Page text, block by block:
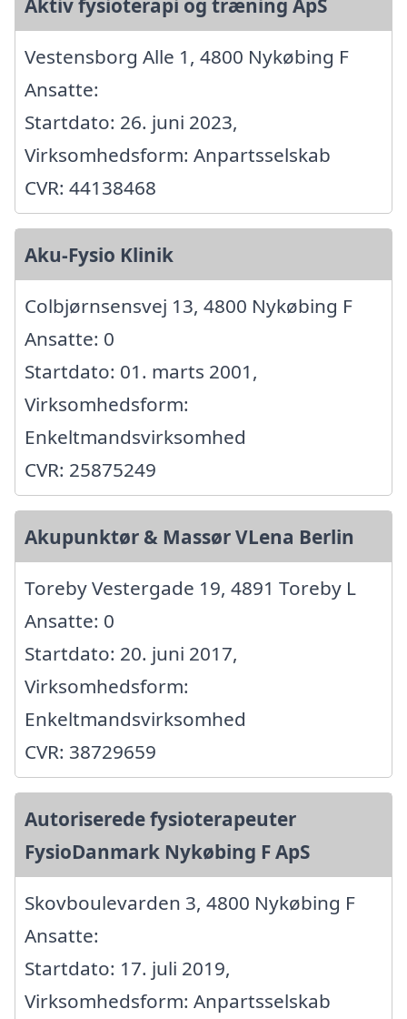
Aktiv fysioterapi og træning ApS
Vestensborg Alle 1, 4800 Nykøbing F
Ansatte:
Startdato: 26. juni 2023,
Virksomhedsform: Anpartsselskab
CVR: 44138468
Aku-Fysio Klinik
Colbjørnsensvej 13, 4800 Nykøbing F
Ansatte: 0
Startdato: 01. marts 2001,
Virksomhedsform:
Enkeltmandsvirksomhed
CVR: 25875249
Akupunktør & Massør VLena Berlin
Toreby Vestergade 19, 4891 Toreby L
Ansatte: 0
Startdato: 20. juni 2017,
Virksomhedsform:
Enkeltmandsvirksomhed
CVR: 38729659
Autoriserede fysioterapeuter
FysioDanmark Nykøbing F ApS
Skovboulevarden 3, 4800 Nykøbing F
Ansatte:
Startdato: 17. juli 2019,
Virksomhedsform: Anpartsselskab